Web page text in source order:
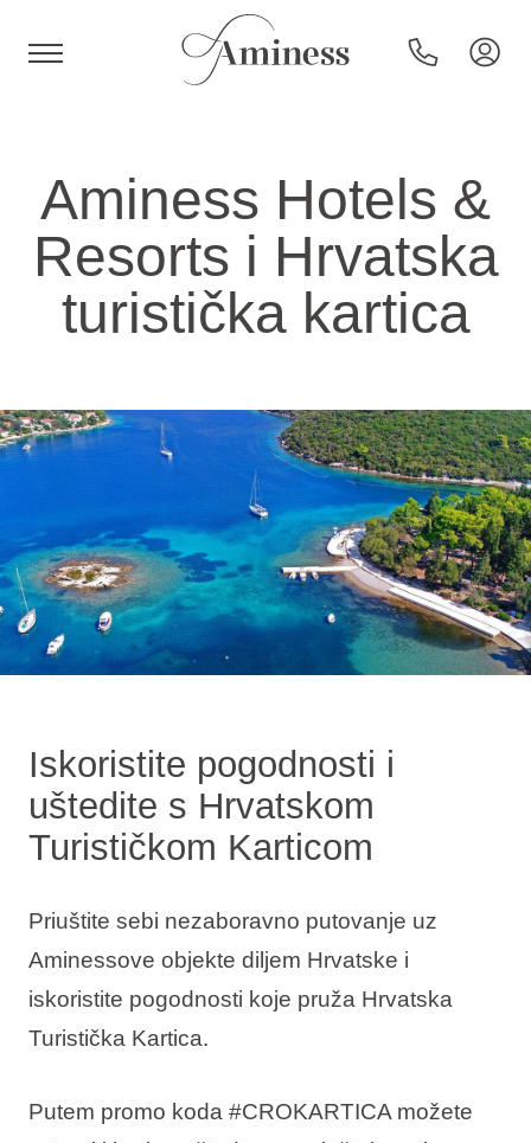
Hotels and resorts
Special offers
Holiday types
Ami Loyalty program
Blogs
Aminess Hotels &
Resorts i Hrvatska
turistička kartica
Iskoristite pogodnosti i
uštedite s Hrvatskom
Turističkom Karticom
Priuštite sebi nezaboravno putovanje uz
Aminessove objekte diljem Hrvatske i
iskoristite pogodnosti koje pruža Hrvatska
Turistička Kartica.
Putem promo koda #CROKARTICA možete